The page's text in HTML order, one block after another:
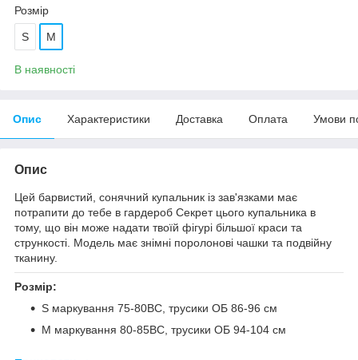
Розмір
S M
В наявності
Опис Характеристики Доставка Оплата Умови
Опис
Цей барвистий, сонячний купальник із зав'язками має
потрапити до тебе в гардероб Секрет цього купальника в
тому, що він може надати твоїй фігурі більшої краси та
стрункості. Модель має знімні поролонові чашки та подвійну
тканину.
Розмір:
S маркування 75-80ВС, трусики ОБ 86-96 см
M маркування 80-85ВС, трусики ОБ 94-104 см